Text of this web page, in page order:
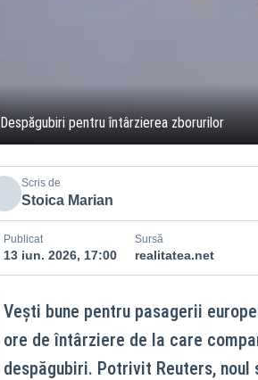
Despăgubiri pentru întârzierea zborurilor
Scris de
Stoica Marian
Publicat
13 iun. 2026, 17:00
Sursă
realitatea.net
Vești bune pentru pasagerii
ore de întârziere de la care
despăgubiri. Potrivit Reuters,